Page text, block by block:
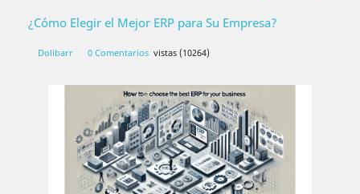
¿Cómo Elegir el Mejor ERP para Su Empresa?
Dolibarr 0 Comentarios vistas (10264)